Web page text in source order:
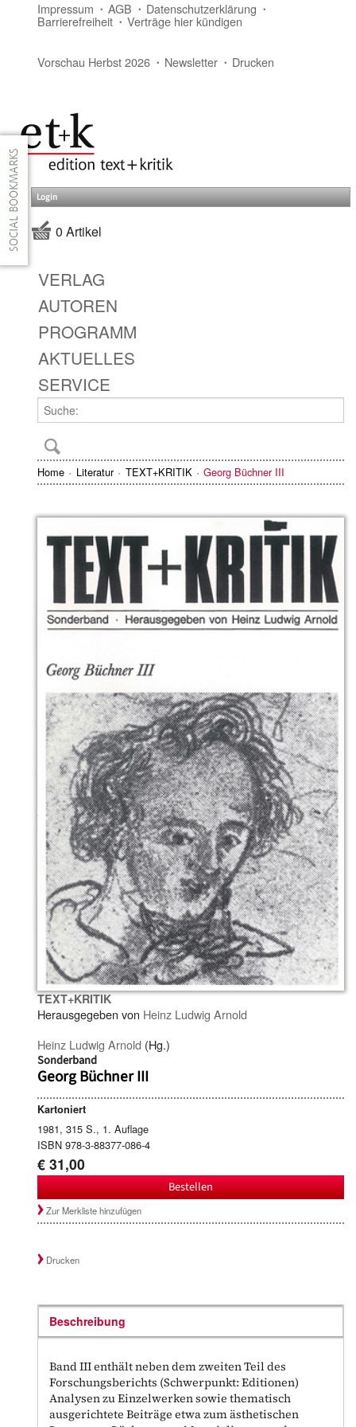
Impressum AGB Datenschutzerklärung
Barrierefreiheit Verträge hier kündigen
Vorschau Herbst 2026 Newsletter Drucken
Login
0 Artikel
VERLAG
AUTOREN
PROGRAMM
AKTUELLES
SERVICE
Home Literatur TEXT+KRITIK Georg Büchner III
TEXT+KRITIK
Herausgegeben von Heinz Ludwig Arnold
Heinz Ludwig Arnold (Hg.)
Sonderband
Georg Büchner III
Kartoniert
1981, 315 S., 1. Auflage
ISBN 978-3-88377-086-4
€ 31,00
Bestellen
Zur Merkliste hinzufügen
Drucken
Beschreibung
Band III enthält neben dem zweiten Teil des
Forschungsberichts (Schwerpunkt: Editionen)
Analysen zu Einzelwerken sowie thematisch
ausgerichtete Beiträge etwa zum ästhetischen